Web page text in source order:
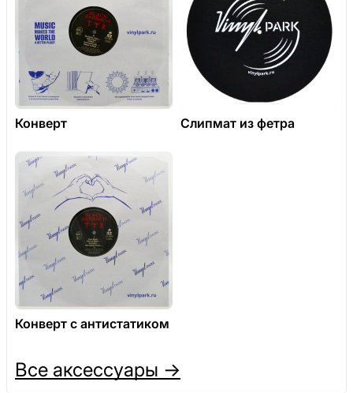
Конверт Слипмат из фетра
Конверт с антистатиком
Все аксессуары →